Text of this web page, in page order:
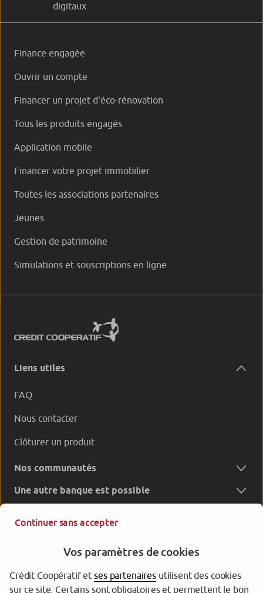
digitaux
Finance engagée
Ouvrir un compte
Financer un projet d'éco-rénovation
Tous les produits engagés
Application mobile
Financer votre projet immobilier
Toutes les associations partenaires
Jeunes
Gestion de patrimoine
Simulations et souscriptions en ligne
Liens utiles
FAQ
Nous contacter
Clôturer un produit
Nos communautés
Une autre banque est possible
Continuer sans accepter
Vos paramètres de cookies
Crédit Coopératif etses partenairesutilisent des cookies
sur ce site. Certains sont obligatoires et permettent le bon